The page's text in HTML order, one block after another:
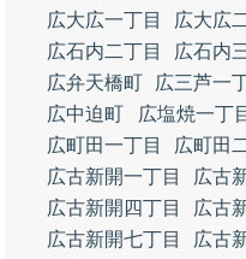
広大広一丁目
広大広
広石内二丁目
広石内
広弁天橋町
広三芦一
広中迫町
広塩焼一丁
広町田一丁目
広町田
広古新開一丁目
広古
広古新開四丁目
広古
広古新開七丁目
広古